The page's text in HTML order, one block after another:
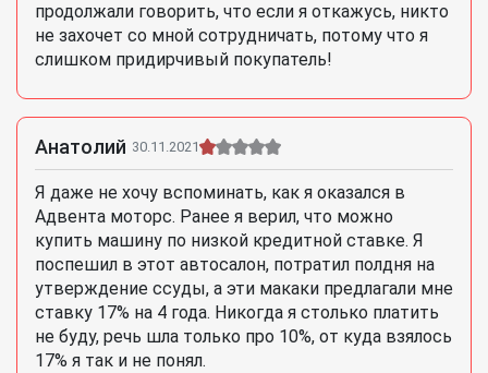
продолжали говорить, что если я откажусь, никто
не захочет со мной сотрудничать, потому что я
слишком придирчивый покупатель!
Анатолий 30.11.2021
Я даже не хочу вспоминать, как я оказался в
Адвента моторс. Ранее я верил, что можно
купить машину по низкой кредитной ставке. Я
поспешил в этот автосалон, потратил полдня на
утверждение ссуды, а эти макаки предлагали мне
ставку 17% на 4 года. Никогда я столько платить
не буду, речь шла только про 10%, от куда взялось
17% я так и не понял.